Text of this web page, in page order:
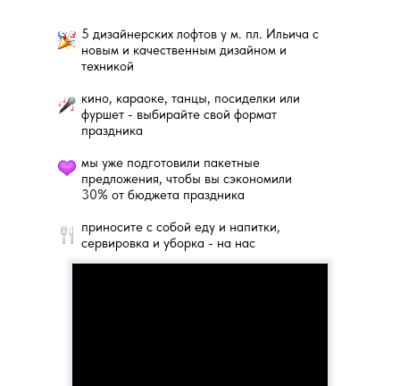
5 дизайнерских лофтов у м. пл. Ильича с
новым и качественным дизайном и
техникой
кино, караоке, танцы, посиделки или
фуршет - выбирайте свой формат
праздника
мы уже подготовили пакетные
предложения, чтобы вы сэкономили
30% от бюджета праздника
приносите с собой еду и напитки,
сервировка и уборка - на нас